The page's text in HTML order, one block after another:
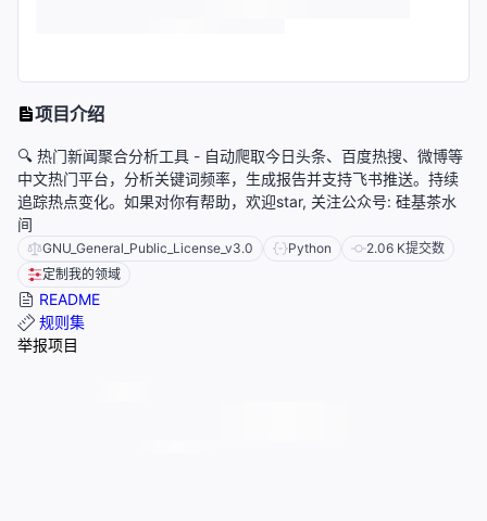
项目介绍
🔍 热门新闻聚合分析工具 - 自动爬取今日头条、百度热搜、微博等
中文热门平台，分析关键词频率，生成报告并支持飞书推送。持续
追踪热点变化。如果对你有帮助，欢迎star, 关注公众号: 硅基茶水
间
GNU_General_Public_License_v3.0 Python 2.06 K提交数
定制我的领域
README
规则集
举报项目